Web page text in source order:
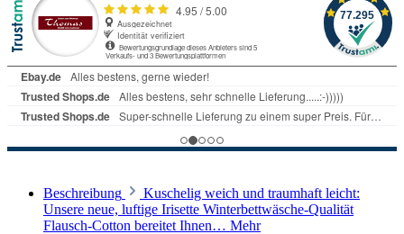
Beschreibung
Kuschelig weich und traumhaft leicht:
Unsere neue, luftige Irisette Winterbettwäsche-Qualität
Flausch-Cotton bereitet Ihnen… Mehr